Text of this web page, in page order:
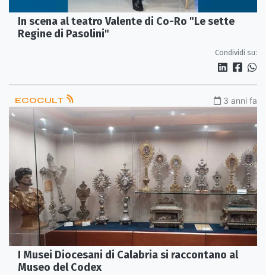
In scena al teatro Valente di Co-Ro "Le sette
Regine di Pasolini"
Condividi su:
ECOCULT 3 anni fa
I Musei Diocesani di Calabria si raccontano al
Museo del Codex